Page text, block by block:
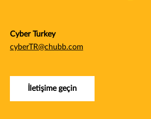
Cyber Turkey
cyberTR@chubb.com
İletişime geçin